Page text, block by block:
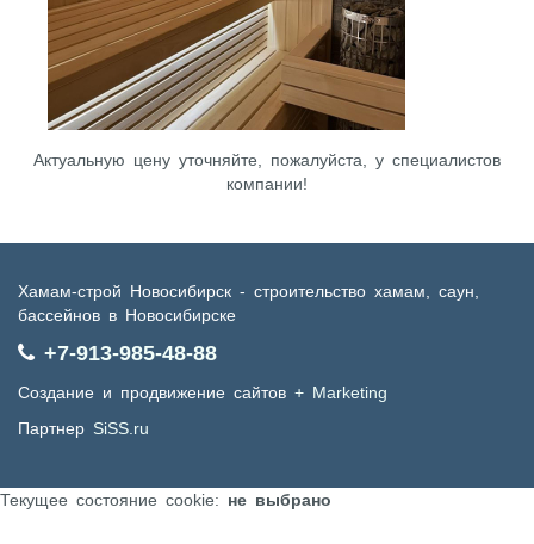
Актуальную цену уточняйте, пожалуйста, у специалистов
компании!
Хамам-строй Новосибирск - строительство хамам, саун,
бассейнов в Новосибирске
+7-913-985-48-88
Создание и продвижение сайтов + Marketing
Партнер SiSS.ru
Текущее состояние cookie: не выбрано